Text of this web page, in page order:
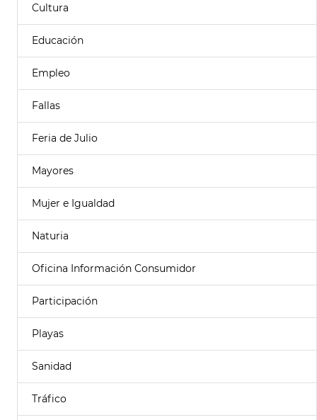
Cultura
Educación
Empleo
Fallas
Feria de Julio
Mayores
Mujer e Igualdad
Naturia
Oficina Información Consumidor
Participación
Playas
Sanidad
Tráfico